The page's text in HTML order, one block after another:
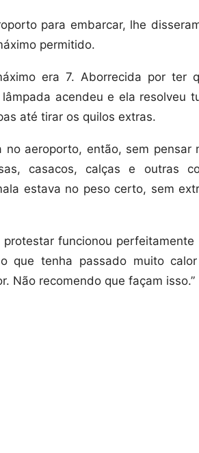
para embarcar, lhe
permitido.
era 7. Aborrecida por ter
acendeu e ela resolveu
até tirar os quilos extras.
aeroporto, então, sem pensar
casacos, calças e outras
estava no peso certo, sem
funcionou perfeitamente
que tenha passado muito
Não recomendo que façam isso.”